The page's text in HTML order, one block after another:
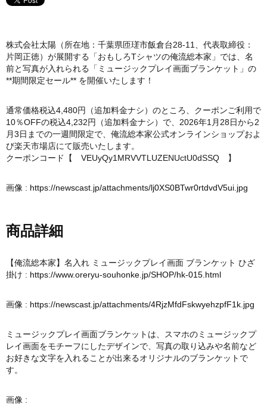
株式会社太陽（所在地：千葉県匝瑳市飯倉台28-11、代表取締役：
片岡正徳）が展開する「おもしろTシャツの俺流総本家」では、名
前と写真が入れられる「ミュージックプレイ画面ブランケット」の
**期間限定セール** を開催いたします！
通常価格税込4,480円（追加料金ナシ）のところ、クーポンご利用で
10％OFFの税込4,232円（追加料金ナシ）で、2026年1月28日から2
月3日までの一週間限定で、俺流総本家公式オンラインショップおよ
び楽天市場店にて販売いたします。
クーポンコード【 VEUyQy1MRVVTLUZENUctU0dSSQ 】
画像 : https://newscast.jp/attachments/lj0XS0BTwr0rtdvdV5ui.jpg
商品詳細
【俺流総本家】名入れ ミュージックプレイ画面 ブランケット ひざ
掛け : https://www.oreryu-souhonke.jp/SHOP/hk-015.html
画像 : https://newscast.jp/attachments/4RjzMfdFskwyehzpfF1k.jpg
ミュージックプレイ画面ブランケットは、スマホのミュージックプ
レイ画面をモチーフにしたデザインで、写真の取り込みや名前など
お好きな文字を入れることが出来るオリジナルのブランケットで
す。
画像 :